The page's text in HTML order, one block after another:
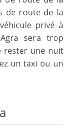
de route de la
privé à
sera trop
rester une nuit
un taxi ou un